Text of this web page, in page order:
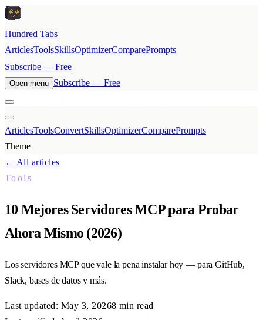
Hundred Tabs
ArticlesToolsSkillsOptimizerComparePrompts
Subscribe — Free
Open menu Subscribe — Free
ArticlesToolsConvertSkillsOptimizerComparePrompts
Theme
← All articles
Tools
10 Mejores Servidores MCP para Probar
Ahora Mismo (2026)
Los servidores MCP que vale la pena instalar hoy — para GitHub,
Slack, bases de datos y más.
Last updated: May 3, 20268 min read